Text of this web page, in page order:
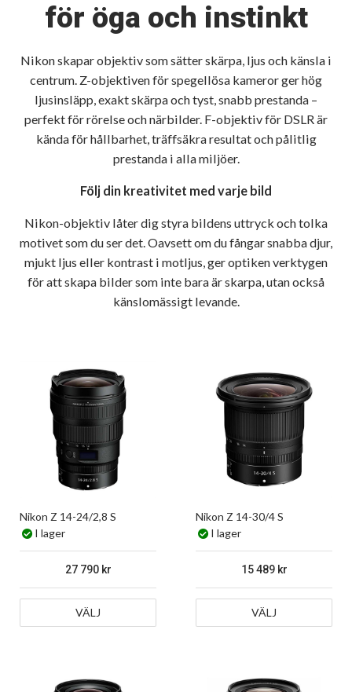
för öga och instinkt
Nikon skapar objektiv som sätter skärpa, ljus och känsla i
centrum. Z-objektiven för spegellösa kameror ger hög
ljusinsläpp, exakt skärpa och tyst, snabb prestanda –
perfekt för rörelse och närbilder. F-objektiv för DSLR är
kända för hållbarhet, träffsäkra resultat och pålitlig
prestanda i alla miljöer.
Följ din kreativitet med varje bild
Nikon-objektiv låter dig styra bildens uttryck och tolka
motivet som du ser det. Oavsett om du fångar snabba djur,
mjukt ljus eller kontrast i motljus, ger optiken verktygen
för att skapa bilder som inte bara är skarpa, utan också
känslomässigt levande.
Nikon Z 14-24/2,8 S
I lager
27 790
VÄLJ
Nikon Z 14-30/4 S
I lager
15 489
VÄLJ